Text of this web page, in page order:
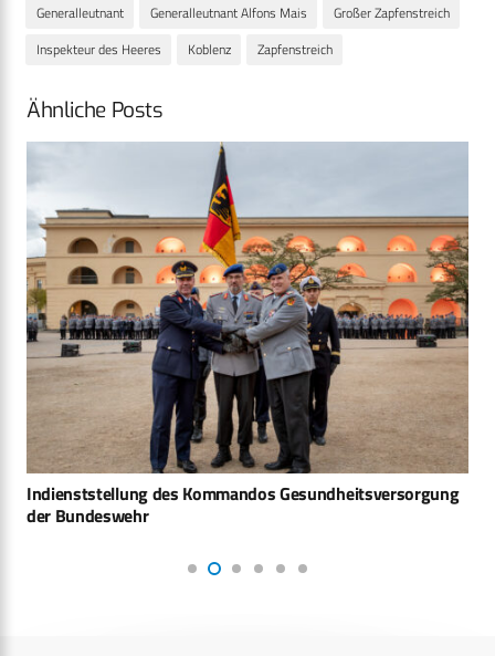
Generalleutnant
Generalleutnant Alfons Mais
Großer Zapfenstreich
Inspekteur des Heeres
Koblenz Zapfenstreich
Ähnliche Posts
Indienststellung des Kommandos Gesundheitsversorgung
der Bundeswehr